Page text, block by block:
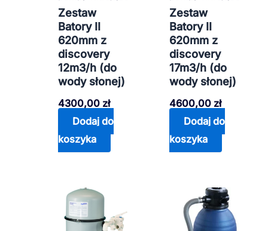
Zestaw
Batory II
620mm z
discovery
12m3/h (do
wody słonej)
4300,00 zł
Dodaj do
koszyka
Zestaw
Batory II
620mm z
discovery
17m3/h (do
wody słonej)
4600,00 zł
Dodaj do
koszyka